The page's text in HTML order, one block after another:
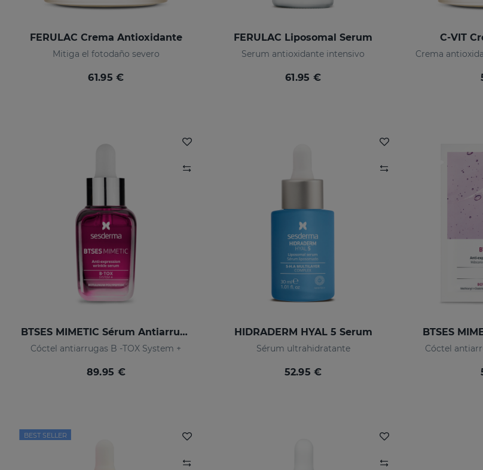
FERULAC Crema Antioxidante
Mitiga el fotodaño severo
61.95 €
FERULAC Liposomal Serum
Serum antioxidante intensivo
61.95 €
C-VIT
BTSES MIMETIC Sérum Antiarrugas De Expresión
Cóctel antiarrugas B -TOX System +
89.95 €
HIDRADERM HYAL 5 Serum
Sérum ultrahidratante
52.95 €
BTSES
Cóctel
BEST SELLER